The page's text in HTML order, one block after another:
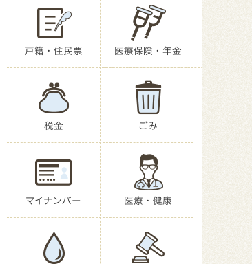
戸籍・住民票 医療保険・年金
税金 ごみ
マイナンバー 医療・健康